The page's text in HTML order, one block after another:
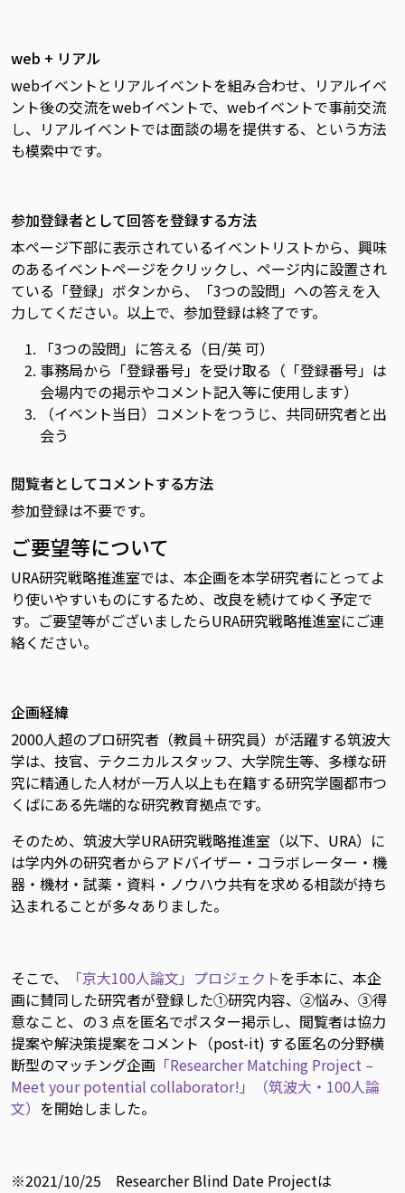
web + リアル
webイベントとリアルイベントを組み合わせ、リアルイベ
ント後の交流をwebイベントで、webイベントで事前交流
し、リアルイベントでは面談の場を提供する、という方法
も模索中です。
参加登録者として回答を登録する方法
本ページ下部に表示されているイベントリストから、興味
のあるイベントページをクリックし、ページ内に設置され
ている「登録」ボタンから、「3つの設問」への答えを入
力してください。以上で、参加登録は終了です。
「3つの設問」に答える（日/英 可）
事務局から「登録番号」を受け取る（「登録番号」は
会場内での掲示やコメント記入等に使用します）
（イベント当日）コメントをつうじ、共同研究者と出
会う
閲覧者としてコメントする方法
参加登録は不要です。
ご要望等について
URA研究戦略推進室では、本企画を本学研究者にとってよ
り使いやすいものにするため、改良を続けてゆく予定で
す。ご要望等がございましたらURA研究戦略推進室にご連
絡ください。
企画経緯
2000人超のプロ研究者（教員＋研究員）が活躍する筑波大
学は、技官、テクニカルスタッフ、大学院生等、多様な研
究に精通した人材が一万人以上も在籍する研究学園都市つ
くばにある先端的な研究教育拠点です。
そのため、筑波大学URA研究戦略推進室（以下、URA）に
は学内外の研究者からアドバイザー・コラボレーター・機
器・機材・試薬・資料・ノウハウ共有を求める相談が持ち
込まれることが多々ありました。
そこで、 「京大100人論文」プロジェクトを手本に、本企
画に賛同した研究者が登録した①研究内容、②悩み、③得
意なこと、の３点を匿名でポスター掲示し、閲覧者は協力
提案や解決策提案をコメント（post-it) する匿名の分野横
断型のマッチング企画 「Researcher Matching Project –
Meet your potential collaborator!」（筑波大・100人論
文） を開始しました。
※2021/10/25 Researcher Blind Date Projectは